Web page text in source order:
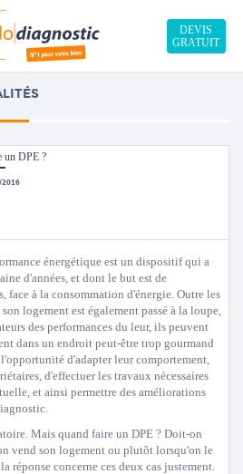
DEVIS
GRATUIT
un DPE ?
énergétique est un dispositif qui a
d'années, et dont le but est de
face à la consommation d'énergie. Outre les
logement est également passé à la loupe,
des performances du leur, ils peuvent
dans un endroit peut-être trop gourmand
d'adapter leur comportement,
d'effectuer les travaux nécessaires
et ainsi permettre des améliorations
Mais quand faire un DPE ? Doit-on
vend son logement ou plutôt lorsqu'on le
réponse concerne ces deux cas justement.